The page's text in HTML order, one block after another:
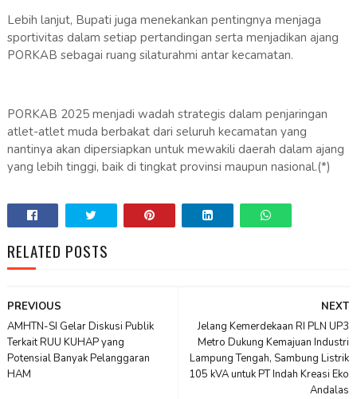
Lebih lanjut, Bupati juga menekankan pentingnya menjaga
sportivitas dalam setiap pertandingan serta menjadikan ajang
PORKAB sebagai ruang silaturahmi antar kecamatan.
PORKAB 2025 menjadi wadah strategis dalam penjaringan
atlet-atlet muda berbakat dari seluruh kecamatan yang
nantinya akan dipersiapkan untuk mewakili daerah dalam ajang
yang lebih tinggi, baik di tingkat provinsi maupun nasional.(*)
RELATED POSTS
NEXT
Jelang Kemerdekaan RI PLN UP3
Metro Dukung Kemajuan Industri
Lampung Tengah, Sambung Listrik
105 kVA untuk PT Indah Kreasi Eko
Andalas
PREVIOUS
AMHTN-SI Gelar Diskusi Publik
Terkait RUU KUHAP yang
Potensial Banyak Pelanggaran
HAM